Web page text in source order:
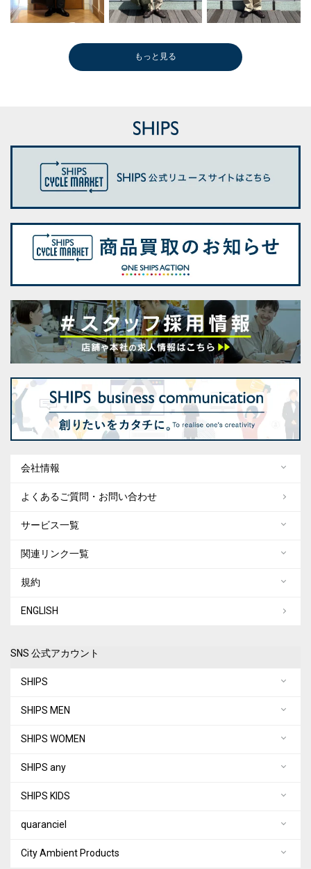
もっと見る
会社情報
よくあるご質問・お問い合わせ
サービス一覧
関連リンク一覧
規約
ENGLISH
SNS 公式アカウント
SHIPS
SHIPS MEN
SHIPS WOMEN
SHIPS any
SHIPS KIDS
quaranciel
City Ambient Products